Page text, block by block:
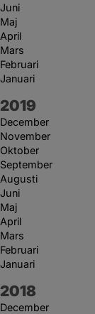
Juni
Maj
April
Mars
Februari
Januari
År:
2019
December
November
Oktober
September
Augusti
Juni
Maj
April
Mars
Februari
Januari
År:
2018
December